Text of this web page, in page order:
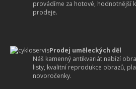
provádíme za hotové, hodnotnější
prodeje.
Prodej uměleckých děl
Náš kamenný antikvariát nabízí
listy, kvalitní reprodukce obrazů,
novoročenky.